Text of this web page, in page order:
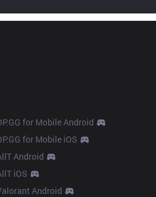
for Mobile Android
for Mobile iOS
Android
iOS
Android